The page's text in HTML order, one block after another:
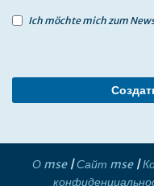
Ich möchte mich zum
О mse|Сайт mse|